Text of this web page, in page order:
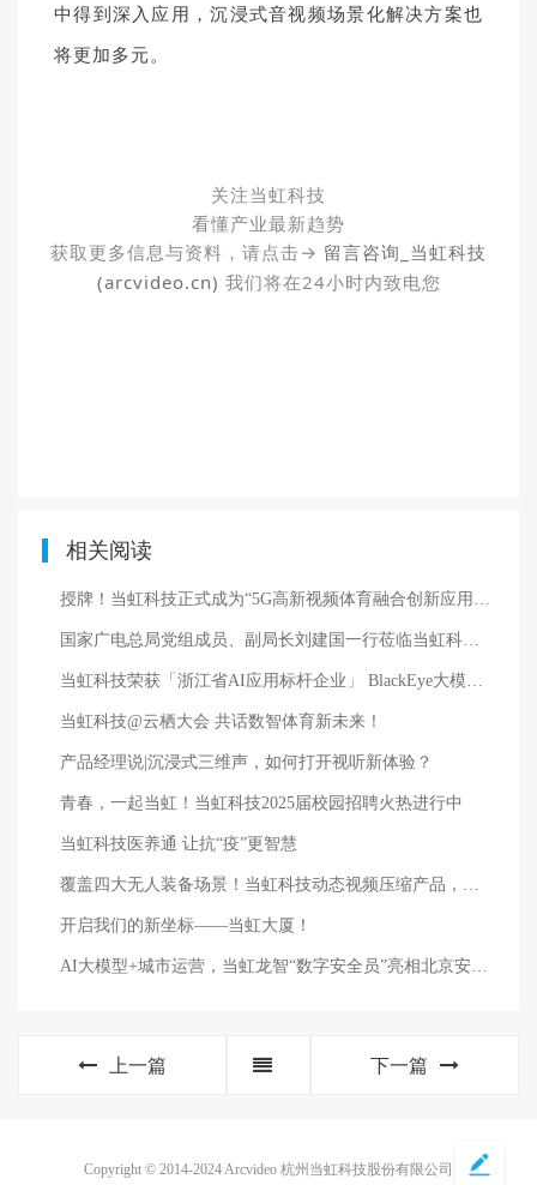
中得到深入应用，沉浸式音视频场景化解决方案也
将更加多元。
关注当虹科技
看懂产业最新趋势
获取更多信息与资料，请点击→ 留言咨询_当虹科技
(arcvideo.cn) 我们将在24小时内致电您
相关阅读
授牌！当虹科技正式成为“5G高新视频体育融合创新应用国家广播电视总局实验室”共建单位！
国家广电总局党组成员、副局长刘建国一行莅临当虹科技调研指导
当虹科技荣获「浙江省AI应用标杆企业」 BlackEye大模型再受权威认可
当虹科技@云栖大会 共话数智体育新未来！
产品经理说|沉浸式三维声，如何打开视听新体验？
青春，一起当虹！当虹科技2025届校园招聘火热进行中
当虹科技医养通 让抗“疫”更智慧
覆盖四大无人装备场景！当虹科技动态视频压缩产品，亮相2026世界无人机大会
开启我们的新坐标——当虹大厦！
AI大模型+城市运营，当虹龙智“数字安全员”亮相北京安博会！
上一篇 下一篇
Copyright © 2014-2024 Arcvideo 杭州当虹科技股份有限公司